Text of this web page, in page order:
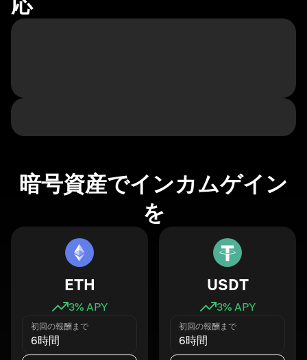
暗号資産でインカムゲイン
を
ETH
3% APY
初回の報酬まで
6時間
USDT
3% APY
初回の報酬まで
6時間